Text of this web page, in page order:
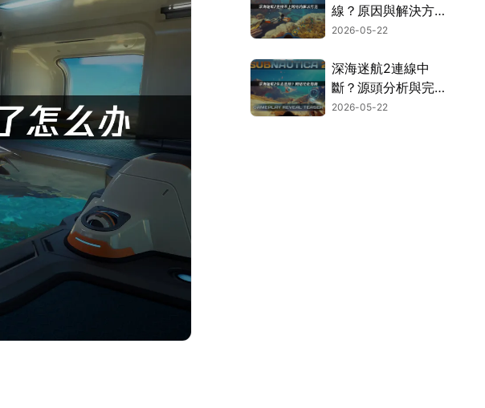
線？原因與解決方法
一次看！
2026-05-22
深海迷航2連線中
斷？源頭分析與完整
解決方案大公開！
2026-05-22